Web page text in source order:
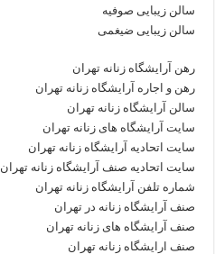
سالن زیبایی صوفیه
سالن زیبایی ضیغمی
رهن آرایشگاه زنانه تهران
رهن و اجاره آرایشگاه زنانه تهران
سالن آرایشگاه زنانه تهران
سایت آرایشگاه های زنانه تهران
سایت اتحادیه آرایشگاه زنانه تهران
سایت اتحادیه صنف آرایشگاه زنانه تهران
شماره تلفن آرایشگاه زنانه تهران
صنف آرایشگاه زنانه در تهران
صنف آرایشگاه های زنانه تهران
صنف ارایشگاه زنانه تهران